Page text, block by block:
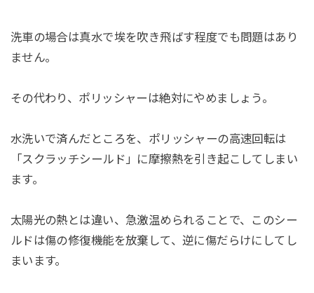
洗車の場合は真水で埃を吹き飛ばす程度でも問題はあり
ません。
その代わり、ポリッシャーは絶対にやめましょう。
水洗いで済んだところを、ポリッシャーの高速回転は
「スクラッチシールド」に摩擦熱を引き起こしてしまい
ます。
太陽光の熱とは違い、急激温められることで、このシー
ルドは傷の修復機能を放棄して、逆に傷だらけにしてし
まいます。